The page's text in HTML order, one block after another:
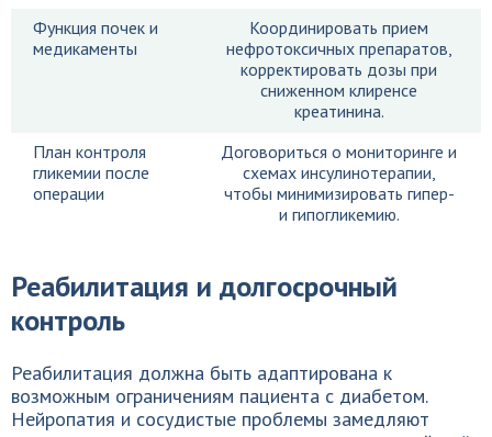
Функция почек и
медикаменты
Координировать прием
нефротоксичных препаратов,
корректировать дозы при
сниженном клиренсе
креатинина.
План контроля
гликемии после
операции
Договориться о мониторинге и
схемах инсулинотерапии,
чтобы минимизировать гипер-
и гипогликемию.
Реабилитация и долгосрочный
контроль
Реабилитация должна быть адаптирована к
возможным ограничениям пациента с диабетом.
Нейропатия и сосудистые проблемы замедляют